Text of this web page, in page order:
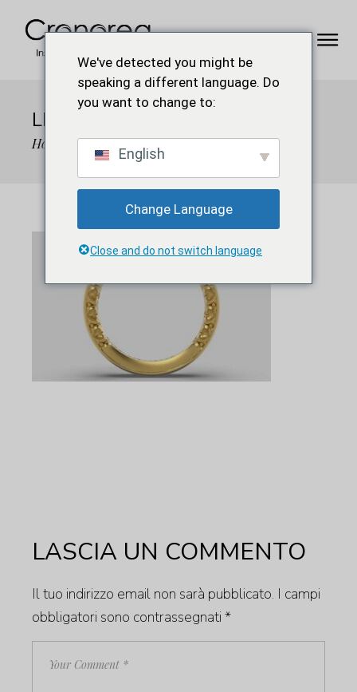
LEVANTE-2C
Home Contatti levante-2c
LASCIA UN COMMENTO
Il tuo indirizzo email non sarà pubblicato. I campi
obbligatori sono contrassegnati*
We've detected you might be
speaking a different language. Do
you want to change to:
English
Change Language
Close and do not switch language